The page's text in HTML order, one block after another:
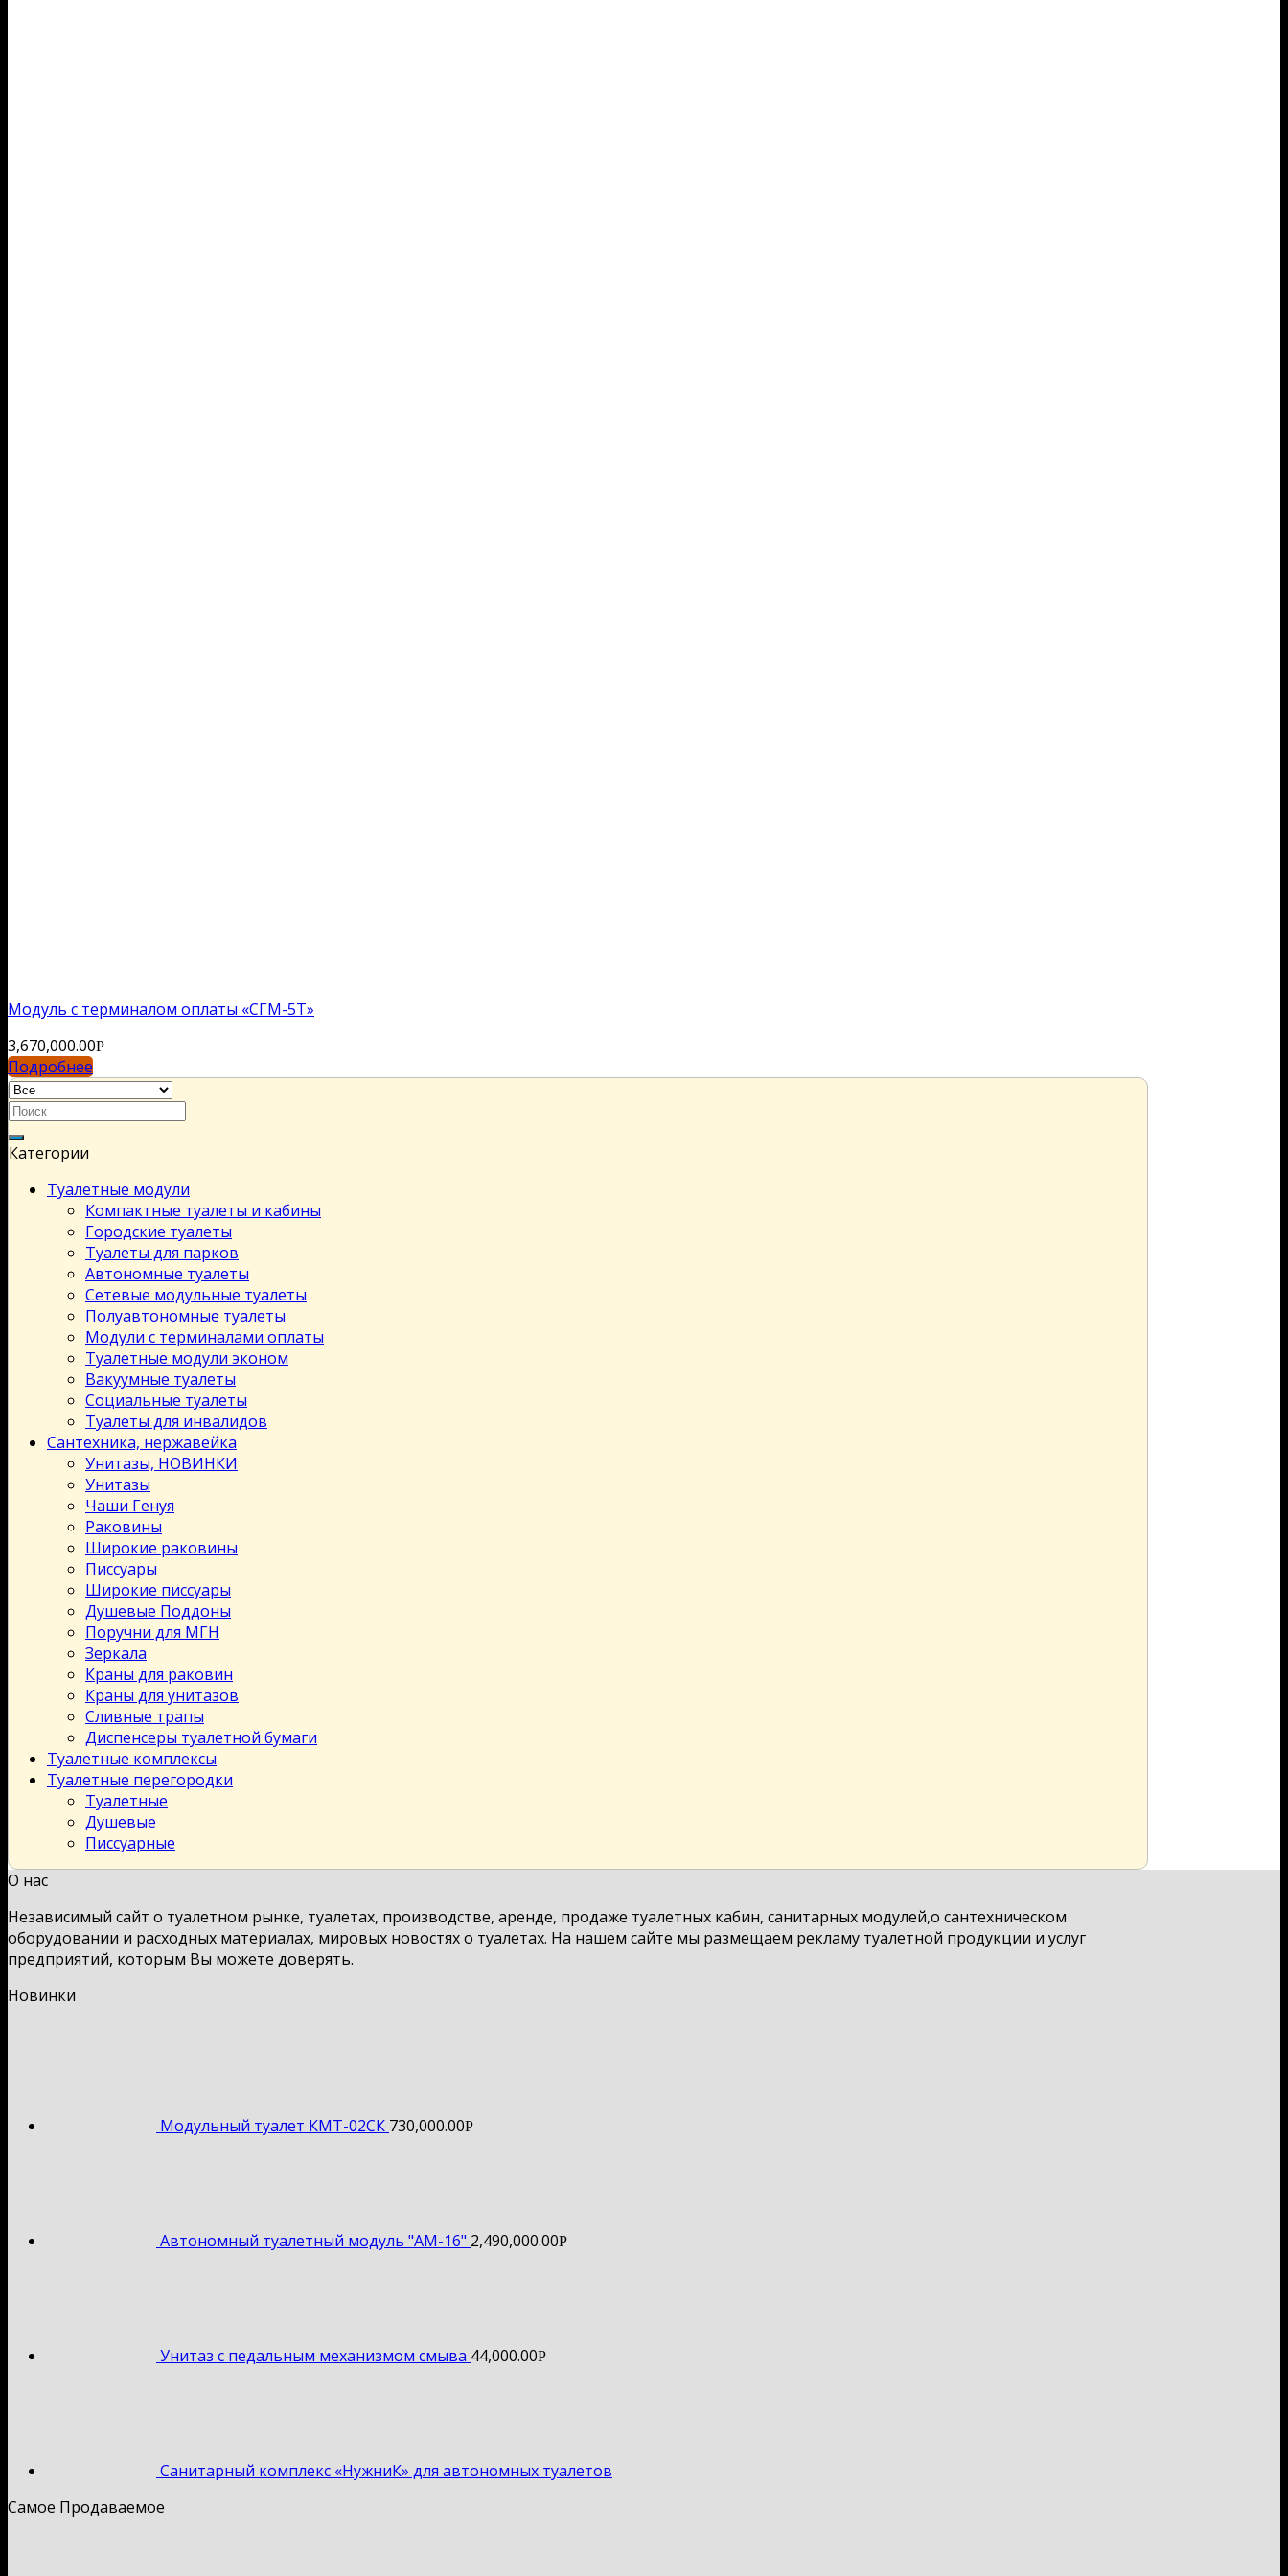
Модуль с терминалом оплаты «СГМ-5Т»
3,670,000.00Р
Подробнее
Категории
Туалетные модули
Компактные туалеты и кабины
Городские туалеты
Туалеты для парков
Автономные туалеты
Сетевые модульные туалеты
Полуавтономные туалеты
Модули с терминалами оплаты
Туалетные модули эконом
Вакуумные туалеты
Социальные туалеты
Туалеты для инвалидов
Сантехника, нержавейка
Унитазы, НОВИНКИ
Унитазы
Чаши Генуя
Раковины
Широкие раковины
Писсуары
Широкие писсуары
Душевые Поддоны
Поручни для МГН
Зеркала
Краны для раковин
Краны для унитазов
Сливные трапы
Диспенсеры туалетной бумаги
Туалетные комплексы
Туалетные перегородки
Туалетные
Душевые
Писсуарные
О нас
Независимый сайт о туалетном рынке, туалетах, производстве, аренде, продаже туалетных кабин, санитарных модулей,о сантехническом
оборудовании и расходных материалах, мировых новостях о туалетах. На нашем сайте мы размещаем рекламу туалетной продукции и услуг
предприятий, которым Вы можете доверять.
Новинки
Модульный туалет КМТ-02СК 730,000.00Р
Автономный туалетный модуль "АМ-16" 2,490,000.00Р
Унитаз с педальным механизмом смыва 44,000.00Р
Санитарный комплекс «НужниК» для автономных туалетов
Самое Продаваемое